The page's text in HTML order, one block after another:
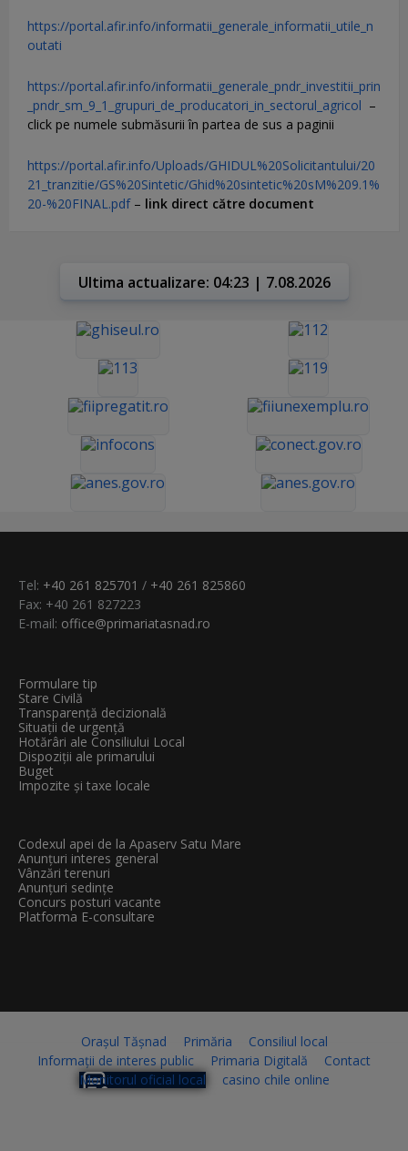
https://portal.afir.info/informatii_generale_informatii_utile_n
outati
https://portal.afir.info/informatii_generale_pndr_investitii_prin
_pndr_sm_9_1_grupuri_de_producatori_in_sectorul_agricol –
click pe numele submăsurii în partea de sus a paginii
https://portal.afir.info/Uploads/GHIDUL%20Solicitantului/20
21_tranzitie/GS%20Sintetic/Ghid%20sintetic%20sM%209.1%
20-%20FINAL.pdf– link direct către document
Ultima actualizare: 04:23 | 7.08.2026
Tel: +40 261 825701 / +40 261 825860
Fax: +40 261 827223
E-mail: office@primariatasnad.ro
Formulare tip
Stare Civilă
Transparenţă decizională
Situații de urgență
Hotărâri ale Consiliului Local
Dispoziții ale primarului
Buget
Impozite și taxe locale
Codexul apei de la Apaserv Satu Mare
Anunțuri interes general
Vânzări terenuri
Anunțuri sedințe
Concurs posturi vacante
Platforma E-consultare
Orașul Tășnad Primăria
Consiliul local
Informații de interes public
Primaria Digitală
Contact
Monitorul oficial local
casino chile online